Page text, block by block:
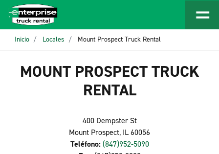
Inicio Locales Mount Prospect Truck Rental
MOUNT PROSPECT TRUCK
RENTAL
400 Dempster St
Mount Prospect, IL 60056
Teléfono: (847)952-5090